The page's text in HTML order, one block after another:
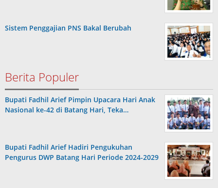
Sistem Penggajian PNS Bakal Berubah
Berita Populer
Bupati Fadhil Arief Pimpin Upacara Hari Anak
Nasional ke-42 di Batang Hari, Teka…
Bupati Fadhil Arief Hadiri Pengukuhan
Pengurus DWP Batang Hari Periode 2024-2029